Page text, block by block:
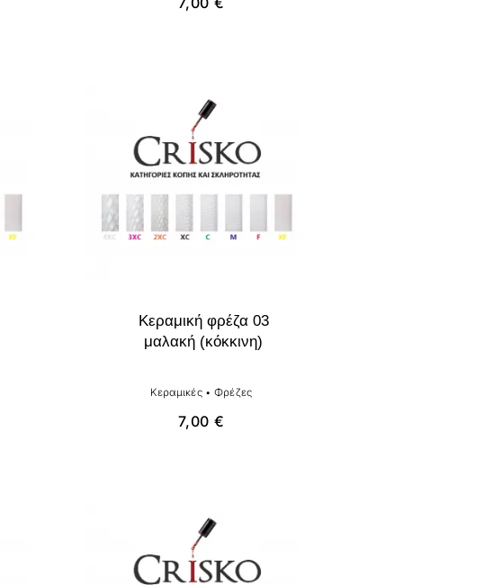
Κεραμική φρέζα 03
μαλακή (κόκκινη)
Κεραμικές• Φρέζες
7,00€